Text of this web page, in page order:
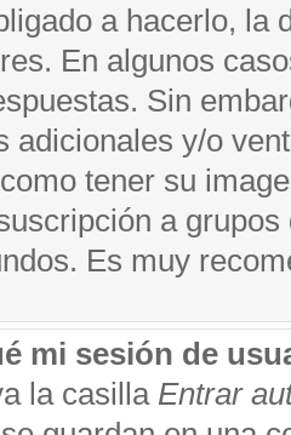
a hacerlo, la
En algunos
Sin
adicionales y/o
tener su
a
Es muy
mi sesión de
la casilla Entrar